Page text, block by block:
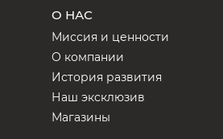
О НАС
Миссия и ценности
О компании
История развития
Наш эксклюзив
Магазины